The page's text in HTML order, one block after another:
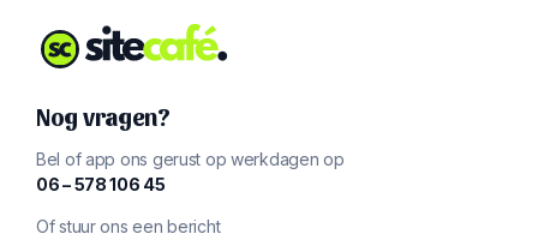
Nog vragen?
Bel of app ons gerust op werkdagen op
‪06 – 578 106 45‬
Of stuur ons een bericht